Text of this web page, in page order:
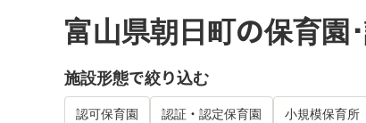
富山県朝日町の保育園
施設形態で絞り込む
認可保育園 認証・認定保育園 小規模保育所